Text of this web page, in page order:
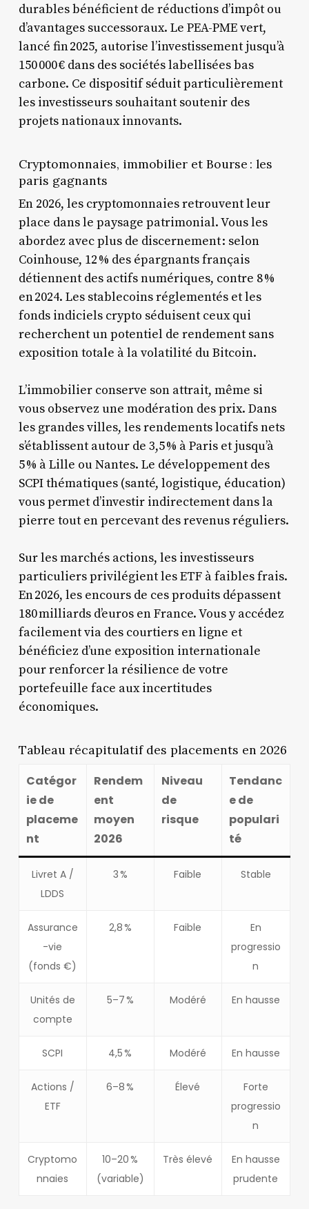
durables bénéficient de réductions d’impôt ou
d’avantages successoraux. Le PEA-PME vert,
lancé fin 2025, autorise l’investissement jusqu’à
150 000 € dans des sociétés labellisées bas
carbone. Ce dispositif séduit particulièrement
les investisseurs souhaitant soutenir des
projets nationaux innovants.
Cryptomonnaies, immobilier et Bourse : les
paris gagnants
En 2026, les cryptomonnaies retrouvent leur
place dans le paysage patrimonial. Vous les
abordez avec plus de discernement : selon
Coinhouse, 12 % des épargnants français
détiennent des actifs numériques, contre 8 %
en 2024. Les stablecoins réglementés et les
fonds indiciels crypto séduisent ceux qui
recherchent un potentiel de rendement sans
exposition totale à la volatilité du Bitcoin.
L’immobilier conserve son attrait, même si
vous observez une modération des prix. Dans
les grandes villes, les rendements locatifs nets
s’établissent autour de 3,5 % à Paris et jusqu’à
5 % à Lille ou Nantes. Le développement des
SCPI thématiques (santé, logistique, éducation)
vous permet d’investir indirectement dans la
pierre tout en percevant des revenus réguliers.
Sur les marchés actions, les investisseurs
particuliers privilégient les ETF à faibles frais.
En 2026, les encours de ces produits dépassent
180 milliards d’euros en France. Vous y accédez
facilement via des courtiers en ligne et
bénéficiez d’une exposition internationale
pour renforcer la résilience de votre
portefeuille face aux incertitudes
économiques.
Tableau récapitulatif des placements en 2026
Catégor
ie de
placeme
nt
Rendem
ent
moyen
2026
Niveau
de
risque
Tendanc
e de
populari
té
Livret A /
LDDS
3 % Faible Stable
Assurance
-vie
(fonds €)
2,8 % Faible
En
progressio
n
Unités de
compte
5–7 % Modéré En hausse
SCPI 4,5 % Modéré En hausse
Actions /
ETF
6–8 % Élevé
Forte
progressio
n
Cryptomo
nnaies
10–20 %
(variable)
Très élevé
En hausse
prudente